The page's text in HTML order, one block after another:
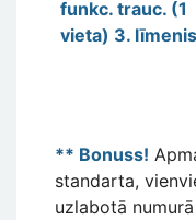
funkc. trauc. (1
vieta) 3. līmenis
** Bonuss!
standarta,
uzlabotā